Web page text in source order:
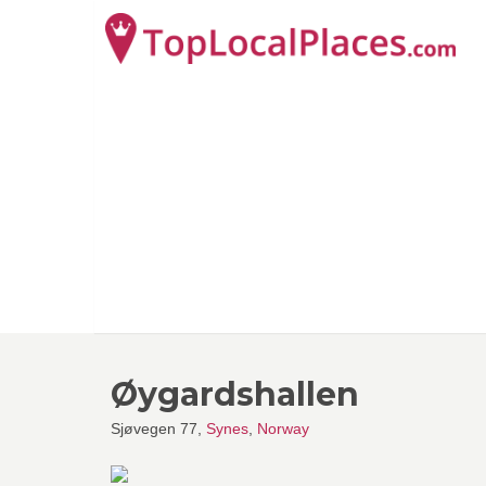
Øygardshallen
Sjøvegen 77, Synes Norway